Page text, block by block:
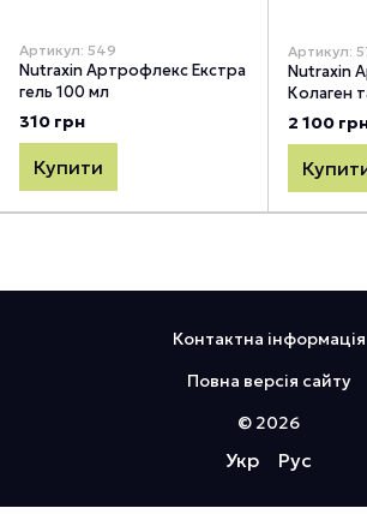
Артикул: 549
Nutraxin Артрофлекс Екстра
гель 100 мл
310 грн
Купити
Артикул:
Nutraxin
Колаген
2 100
Контактна інформація
Повна версія сайту
© 2026
Укр Рус